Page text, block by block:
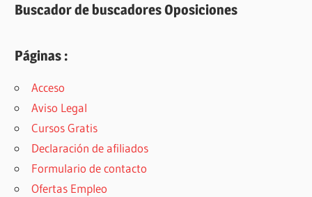
Buscador de buscadores Oposiciones
Páginas :
Acceso
Aviso Legal
Cursos Gratis
Declaración de afiliados
Formulario de contacto
Ofertas Empleo